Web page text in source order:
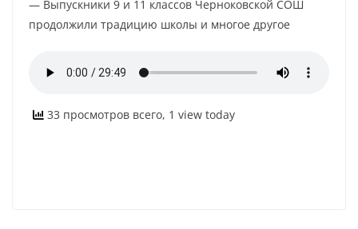
— Выпускники 9 и 11 классов Черноковской СОШ
продолжили традицию школы и многое другое
33 просмотров всего, 1 view today